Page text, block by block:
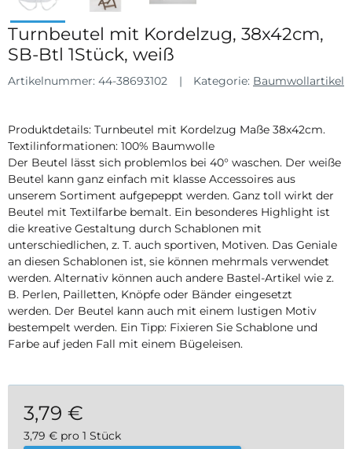
Turnbeutel mit Kordelzug, 38x42cm,
SB-Btl 1Stück, weiß
Artikelnummer: 44-38693102 Kategorie: Baumwollartikel
Produktdetails: Turnbeutel mit Kordelzug Maße 38x42cm.
Textilinformationen: 100% Baumwolle
Der Beutel lässt sich problemlos bei 40° waschen. Der weiße
Beutel kann ganz einfach mit klasse Accessoires aus
unserem Sortiment aufgepeppt werden. Ganz toll wirkt der
Beutel mit Textilfarbe bemalt. Ein besonderes Highlight ist
die kreative Gestaltung durch Schablonen mit
unterschiedlichen, z. T. auch sportiven, Motiven. Das Geniale
an diesen Schablonen ist, sie können mehrmals verwendet
werden. Alternativ können auch andere Bastel-Artikel wie z.
B. Perlen, Pailletten, Knöpfe oder Bänder eingesetzt
werden. Der Beutel kann auch mit einem lustigen Motiv
bestempelt werden. Ein Tipp: Fixieren Sie Schablone und
Farbe auf jeden Fall mit einem Bügeleisen.
3,79 €
3,79 € pro 1 Stück